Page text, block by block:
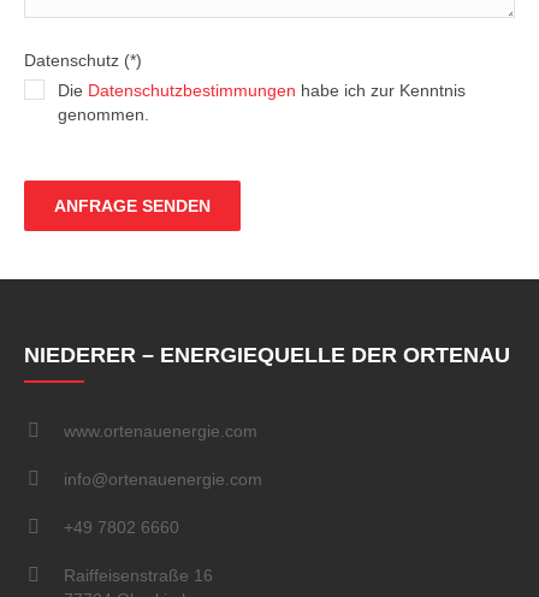
Datenschutz (*)
Die Datenschutzbestimmungen habe ich zur Kenntnis
genommen.
NIEDERER – ENERGIEQUELLE DER ORTENAU
www.ortenauenergie.com
info@ortenauenergie.com
+49 7802 6660
Raiffeisenstraße 16